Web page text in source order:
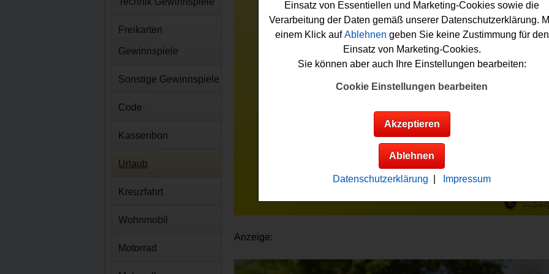
Anzeige:
Freikarten
Gewinnspiele
Sonstige Gewinnspiele
Code
Kassenbon
Urlaub
Kreuzfahrt
Wohnmobil
Motorrad
Einsatz von Essentiellen und Marketing-Cookies sowie die
Verarbeitung der Daten gemäß unserer Datenschutzerklärung.
einem Klick aufAblehnen geben Sie keine Zustimmung für den
Einsatz von Marketing-Cookies.
Sie können aber auch Ihre Einstellungen bearbeiten:
Cookie Einstellungen bearbeiten
Akzeptieren
Ablehnen
Datenschutzerklärung Impressum